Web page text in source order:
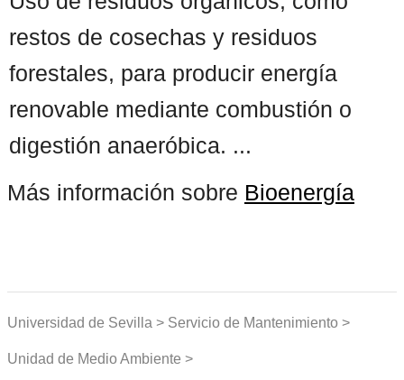
restos de cosechas y residuos
forestales, para producir energía
renovable mediante combustión o
digestión anaeróbica. ...
Más información sobre Bioenergía
Universidad de Sevilla > Servicio de Mantenimiento >
Unidad de Medio Ambiente >